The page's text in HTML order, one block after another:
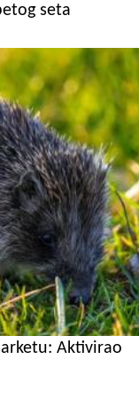
seta
Aktivirao